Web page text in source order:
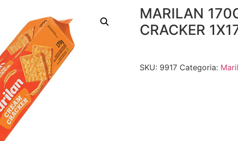
MARILAN
CRACKER
SKU: 9917 Categoria: